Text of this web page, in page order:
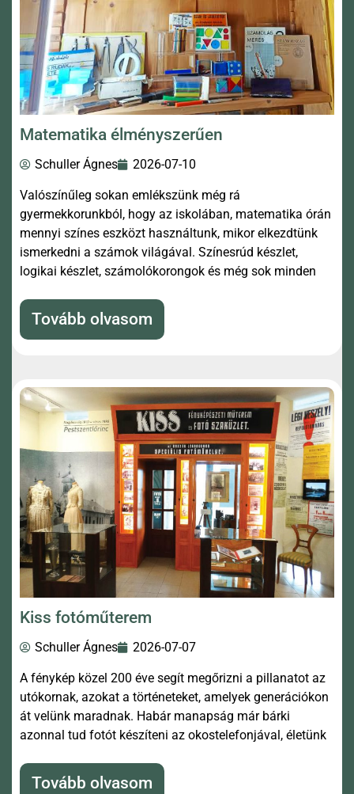
Matematika élményszerűen
Schuller Ágnes 2026-07-10
Valószínűleg sokan emlékszünk még rá
gyermekkorunkból, hogy az iskolában, matematika órán
mennyi színes eszközt használtunk, mikor elkezdtünk
ismerkedni a számok világával. Színesrúd készlet,
logikai készlet, számolókorongok és még sok minden
Tovább olvasom
Kiss fotóműterem
Schuller Ágnes 2026-07-07
A fénykép közel 200 éve segít megőrizni a pillanatot az
utókornak, azokat a történeteket, amelyek generációkon
át velünk maradnak. Habár manapság már bárki
azonnal tud fotót készíteni az okostelefonjával, életünk
Tovább olvasom